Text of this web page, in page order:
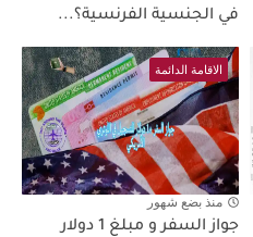
في الجنسية الفرنسية؟...
الاقامة الدائمة
منذ بضع شهور
جواز السفر و مبلغ 1 دولار